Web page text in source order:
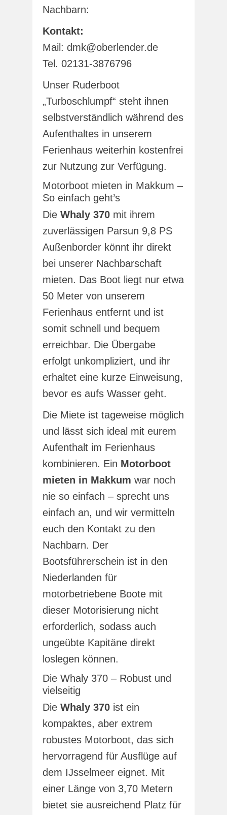
Nachbarn:
Kontakt:
Mail: dmk@oberlender.de
Tel. 02131-3876796
Unser Ruderboot
„Turboschlumpf“ steht ihnen
selbstverständlich während des
Aufenthaltes in unserem
Ferienhaus weiterhin kostenfrei
zur Nutzung zur Verfügung.
Motorboot mieten in Makkum –
So einfach geht’s
Die Whaly 370 mit ihrem
zuverlässigen Parsun 9,8 PS
Außenborder könnt ihr direkt
bei unserer Nachbarschaft
mieten. Das Boot liegt nur etwa
50 Meter von unserem
Ferienhaus entfernt und ist
somit schnell und bequem
erreichbar. Die Übergabe
erfolgt unkompliziert, und ihr
erhaltet eine kurze Einweisung,
bevor es aufs Wasser geht.
Die Miete ist tageweise möglich
und lässt sich ideal mit eurem
Aufenthalt im Ferienhaus
kombinieren. Ein Motorboot
mieten in Makkum war noch
nie so einfach – sprecht uns
einfach an, und wir vermitteln
euch den Kontakt zu den
Nachbarn. Der
Bootsführerschein ist in den
Niederlanden für
motorbetriebene Boote mit
dieser Motorisierung nicht
erforderlich, sodass auch
ungeübte Kapitäne direkt
loslegen können.
Die Whaly 370 – Robust und
vielseitig
Die Whaly 370 ist ein
kompaktes, aber extrem
robustes Motorboot, das sich
hervorragend für Ausflüge auf
dem IJsselmeer eignet. Mit
einer Länge von 3,70 Metern
bietet sie ausreichend Platz für